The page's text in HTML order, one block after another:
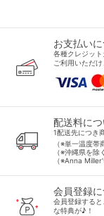
お支払い
各種クレジッ
ご利用いただけ
配送料につ
1配送先につき
（※単一温度帯
（※沖縄県を除
（※Anna
会員登録
会員登録する
な特典が♪！